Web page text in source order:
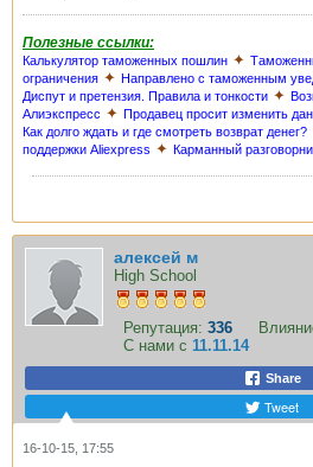
Полезные ссылки:
Калькулятор таможенных пошлин ✦
ограничения ✦ Направлено с таможенным
Диспут и претензия. Правила и тонкости ✦
Алиэкспресс ✦ Продавец просит изменить
Как долго ждать и где смотреть возврат денег?
поддержки Aliexpress ✦ Карманный
алексей м
High School
Репутация: 336
С нами с 11.11.14
Share
Tweet
16-10-15, 17:55